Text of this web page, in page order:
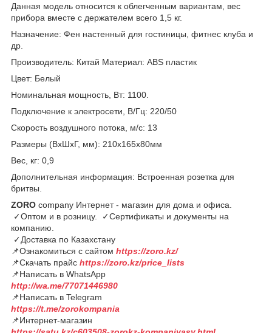
Данная модель относится к облегченным вариантам, вес
прибора вместе с держателем всего 1,5 кг.
Назначение: Фен настенный для гостиницы, фитнес клуба и
др.
Производитель: Китай Материал: ABS пластик
Цвет: Белый
Номинальная мощность, Вт: 1100.
Подключение к электросети, В/Гц: 220/50
Скорость воздушного потока, м/с: 13
Размеры (ВxШxГ, мм): 210х165х80мм
Вес, кг: 0,9
Дополнительная информация: Встроенная розетка для
бритвы.
ZORO company Интернет - магазин для дома и офиса.
✓Оптом и в розницу. ✓Сертификаты и документы на
компанию.
✓Доставка по Казахстану
📌Ознакомиться с сайтом https://zoro.kz/
📌Скачать прайс https://zoro.kz/price_lists
📌Написать в WhatsApp
http://wa.me/77071446980
📌Написать в Telegram
https://t.me/zorokompania
📌Интернет-магазин